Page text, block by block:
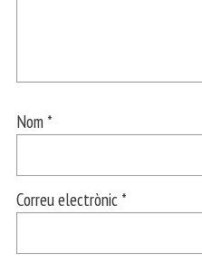
Nom *
Correu electrònic *